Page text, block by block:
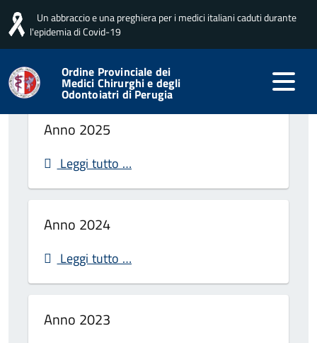
Un abbraccio e una preghiera per i medici italiani caduti durante
l'epidemia di Covid-19
Ordine Provinciale dei
Medici Chirurghi e degli
Odontoiatri di Perugia
Home Professione Il Bollettino
Il Bollettino
Anno 2025
Leggi tutto …
Anno 2024
Leggi tutto …
Anno 2023